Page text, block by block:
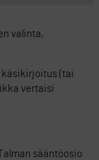
valinta,
käsikirjoitus (tai
vertaisi
sääntöosio